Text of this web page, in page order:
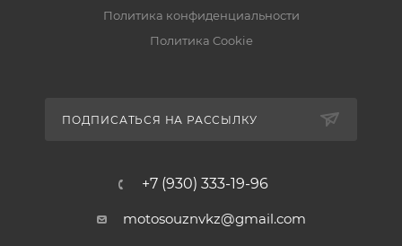
Политика конфиденциальности
Политика Cookie
ПОДПИСАТЬСЯ НА РАССЫЛКУ
+7 (930) 333-19-96
motosouznvkz@gmail.com